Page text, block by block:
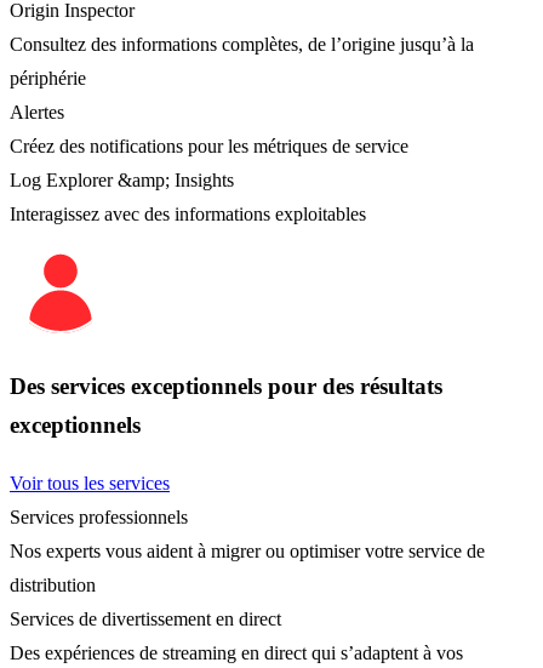
Origin Inspector
Consultez des informations complètes, de l’origine jusqu’à la
périphérie
Alertes
Créez des notifications pour les métriques de service
Log Explorer &amp; Insights
Interagissez avec des informations exploitables
Des services exceptionnels pour des résultats
exceptionnels
Voir tous les services
Services professionnels
Nos experts vous aident à migrer ou optimiser votre service de
distribution
Services de divertissement en direct
Des expériences de streaming en direct qui s’adaptent à vos